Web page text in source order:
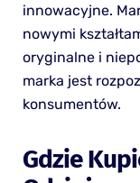
innowacyjne.
nowymi
oryginalne i
marka jest
konsumentów.
Gdzie